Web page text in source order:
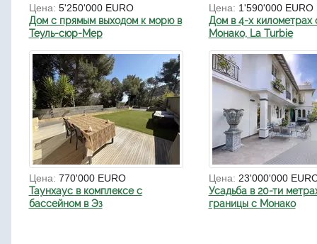
Цена: 5'250'000 EURO
Дом с прямым выходом к морю в
Теуль-сюр-Мер
Цена: 1'590'000 EURO
Дом в 4-х километрах
Монако, La Turbie
Цена: 770'000 EURO
Таунхаус в комплексе с
бассейном в Эз
Цена: 23'000'000
Усадьба в 20-ти
границы с Монако